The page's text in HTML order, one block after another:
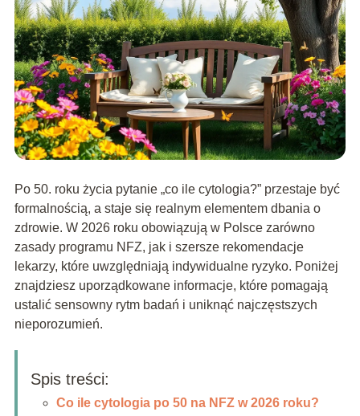
Po 50. roku życia pytanie „co ile cytologia?” przestaje być
formalnością, a staje się realnym elementem dbania o
zdrowie. W 2026 roku obowiązują w Polsce zarówno
zasady programu NFZ, jak i szersze rekomendacje
lekarzy, które uwzględniają indywidualne ryzyko. Poniżej
znajdziesz uporządkowane informacje, które pomagają
ustalić sensowny rytm badań i uniknąć najczęstszych
nieporozumień.
Spis treści:
Co ile cytologia po 50 na NFZ w 2026 roku?